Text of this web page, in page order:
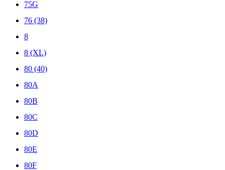
75G
76 (38)
8
8 (XL)
80 (40)
80A
80B
80C
80D
80E
80F